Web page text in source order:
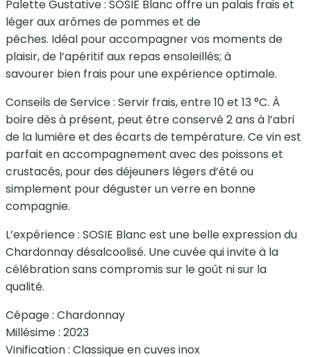
Palette Gustative : SOSIE Blanc offre un palais frais et
léger aux arômes de pommes et de
pêches. Idéal pour accompagner vos moments de
plaisir, de l’apéritif aux repas ensoleillés; à
savourer bien frais pour une expérience optimale.
Conseils de Service : Servir frais, entre 10 et 13 °C. À
boire dès à présent, peut être conservé 2 ans à l’abri
de la lumière et des écarts de température. Ce vin est
parfait en accompagnement avec des poissons et
crustacés, pour des déjeuners légers d’été ou
simplement pour déguster un verre en bonne
compagnie.
L’expérience : SOSIE Blanc est une belle expression du
Chardonnay désalcoolisé. Une cuvée qui invite à la
célébration sans compromis sur le goût ni sur la
qualité.
Cépage : Chardonnay
Millésime : 2023
Vinification : Classique en cuves inox